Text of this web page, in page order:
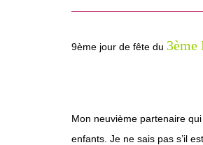
9ème jour de fête du 3ème
Mon neuvième partenaire
enfants. Je ne sais pas s’il